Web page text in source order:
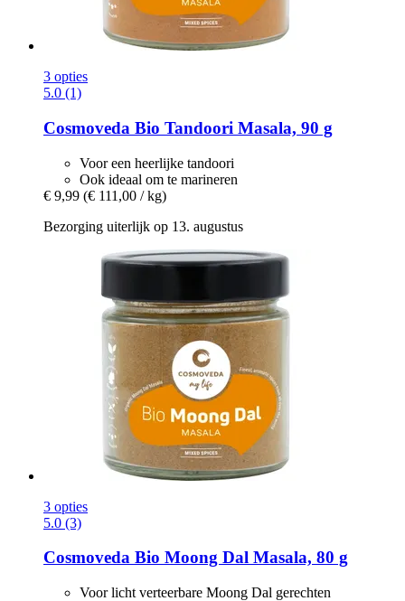
3 opties
5.0 (1)
Cosmoveda Bio Tandoori Masala, 90 g
Voor een heerlijke tandoori
Ook ideaal om te marineren
€ 9,99 (€ 111,00 / kg)
Bezorging uiterlijk op 13. augustus
3 opties
5.0 (3)
Cosmoveda Bio Moong Dal Masala, 80 g
Voor licht verteerbare Moong Dal gerechten